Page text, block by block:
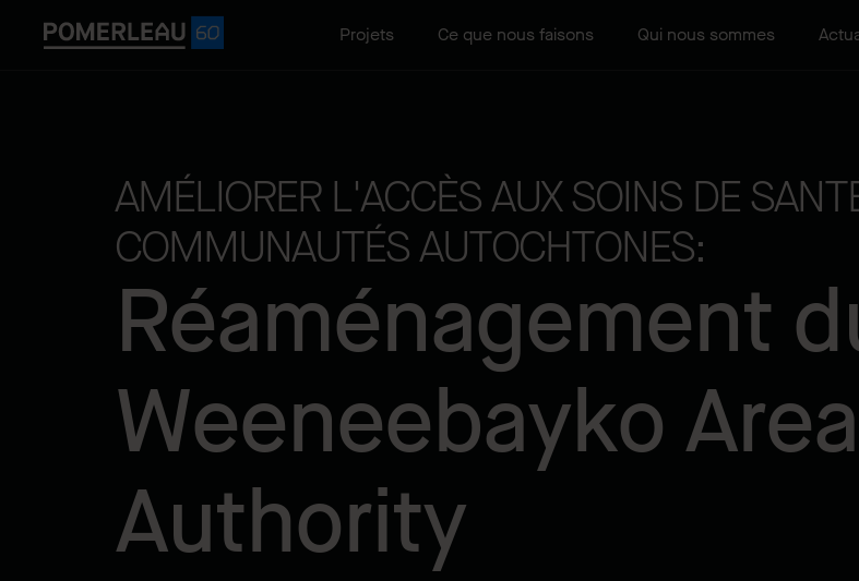
Projets Ce que nous faisons Qui nous sommes
AMÉLIORER L'ACCÈS AUX SOINS DE
COMMUNAUTÉS AUTOCHTONES:
Réaménagement
Weeneebayko
Authority